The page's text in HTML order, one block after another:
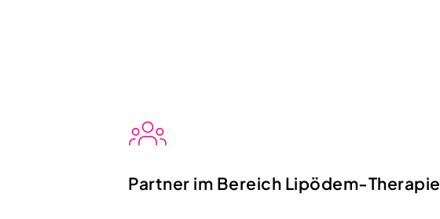
Partner im Bereich Lipödem-Therapie